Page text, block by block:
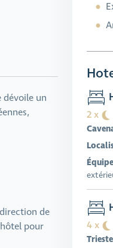
2 x
4 x
Trieste
dévoile un
de
pour